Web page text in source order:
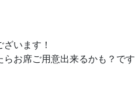
います！
お席ご用意出来るかも？です